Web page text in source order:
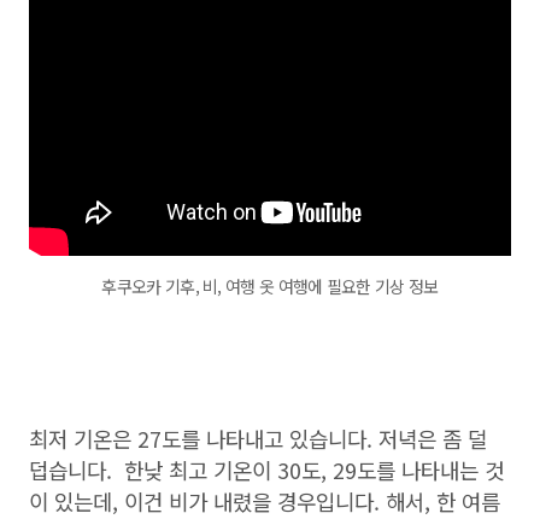
후쿠오카 기후, 비, 여행 옷 여행에 필요한 기상 정보
최저 기온은 27도를 나타내고 있습니다. 저녁은 좀 덜
덥습니다. 한낮 최고 기온이 30도, 29도를 나타내는 것
이 있는데, 이건 비가 내렸을 경우입니다. 해서, 한 여름